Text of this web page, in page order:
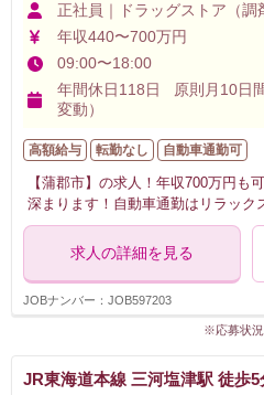
正社員｜ドラッグストア（調
年収440〜700万円
09:00〜18:00
年間休日118日 原則月10日
変動）
高額給与 転勤なし 自動車通勤可
【蒲郡市】の求人！年収700万円も
深まります！自動車通勤はリラック
求人の詳細を見る
JOBナンバー：JOB597203
※応募状況
JR東海道本線 三河塩津駅 徒歩5